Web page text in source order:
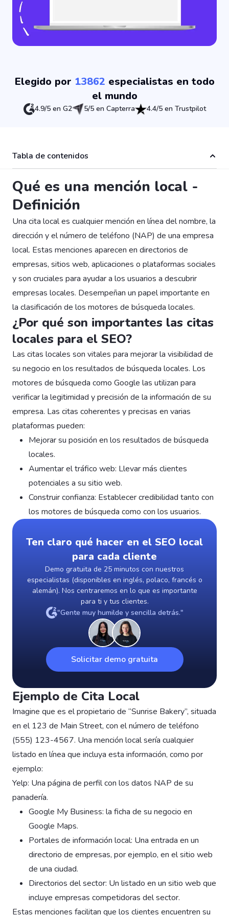
Elegido por 13862 especialistas en todo
el mundo
4.9/5 en G2 5/5 en Capterra 4.4/5 en Trustpilot
Tabla de contenidos
Qué es una mención local -
Definición
Una cita local es cualquier mención en línea del nombre, la
dirección y el número de teléfono (NAP) de una empresa
local. Estas menciones aparecen en directorios de
empresas, sitios web, aplicaciones o plataformas sociales
y son cruciales para ayudar a los usuarios a descubrir
empresas locales. Desempeñan un papel importante en
la clasificación de los motores de búsqueda locales.
¿Por qué son importantes las citas
locales para el SEO?
Las citas locales son vitales para mejorar la visibilidad de
su negocio en los resultados de búsqueda locales. Los
motores de búsqueda como Google las utilizan para
verificar la legitimidad y precisión de la información de su
empresa. Las citas coherentes y precisas en varias
plataformas pueden:
Mejorar su posición en los resultados de búsqueda
locales.
Aumentar el tráfico web: Llevar más clientes
potenciales a su sitio web.
Construir confianza: Establecer credibilidad tanto con
los motores de búsqueda como con los usuarios.
Ten claro qué hacer en el SEO local
para cada cliente
Demo gratuita de 25 minutos con nuestros
especialistas (disponibles en inglés, polaco, francés o
alemán). Nos centraremos en lo que es importante
para ti y tus clientes.
"Gente muy humilde y sencilla detrás."
Solicitar demo gratuita
Ejemplo de Cita Local
Imagine que es el propietario de “Sunrise Bakery”, situada
en el 123 de Main Street, con el número de teléfono
(555) 123-4567. Una mención local sería cualquier
listado en línea que incluya esta información, como por
ejemplo:
Yelp: Una página de perfil con los datos NAP de su
panadería.
Google My Business: la ficha de su negocio en
Google Maps.
Portales de información local: Una entrada en un
directorio de empresas, por ejemplo, en el sitio web
de una ciudad.
Directorios del sector: Un listado en un sitio web que
incluye empresas competidoras del sector.
Estas menciones facilitan que los clientes encuentren su